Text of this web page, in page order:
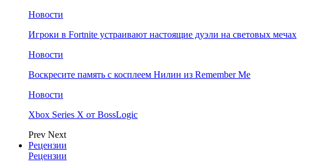
Новости
Игроки в Fortnite устраивают настоящие дуэли на световых мечах
Новости
Воскресите память с косплеем Нилин из Remember Me
Новости
Xbox Series X от BossLogic
Prev Next
Рецензии
Рецензии